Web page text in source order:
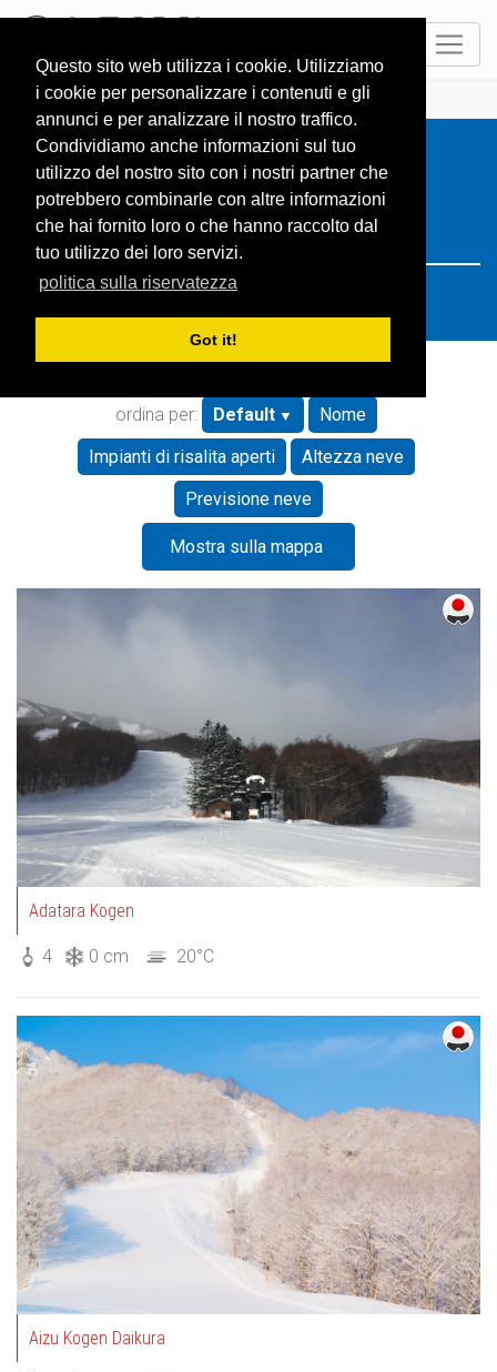
Questo sito web utilizza i cookie. Utilizziamo
i cookie per personalizzare i contenuti e gli
annunci e per analizzare il nostro traffico.
Condividiamo anche informazioni sul tuo
utilizzo del nostro sito con i nostri partner che
potrebbero combinarle con altre informazioni
che hai fornito loro o che hanno raccolto dal
tuo utilizzo dei loro servizi.
politica sulla riservatezza
Got it!
HOME Resorts Search: japan
ordina per: Default
Nome
Impianti di risalita aperti
Altezza neve
Previsione neve
Mostra sulla mappa
Adatara Kogen
4 0 cm 20°C
Aizu Kogen Daikura